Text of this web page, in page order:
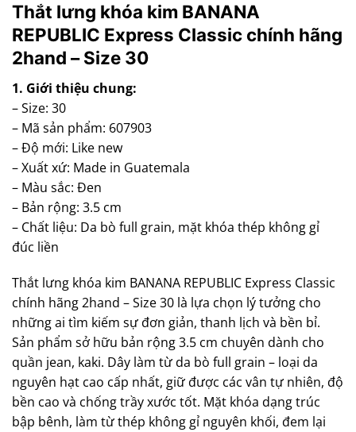
Thắt lưng khóa kim BANANA
REPUBLIC Express Classic chính hãng
2hand – Size 30
1. Giới thiệu chung:
– Size: 30
– Mã sản phẩm: 607903
– Độ mới: Like new
– Xuất xứ: Made in Guatemala
– Màu sắc: Đen
– Bản rộng: 3.5 cm
– Chất liệu: Da bò full grain, mặt khóa thép không gỉ
đúc liền
Thắt lưng khóa kim BANANA REPUBLIC Express Classic
chính hãng 2hand – Size 30 là lựa chọn lý tưởng cho
những ai tìm kiếm sự đơn giản, thanh lịch và bền bỉ.
Sản phẩm sở hữu bản rộng 3.5 cm chuyên dành cho
quần jean, kaki. Dây làm từ da bò full grain – loại da
nguyên hạt cao cấp nhất, giữ được các vân tự nhiên, độ
bền cao và chống trầy xước tốt. Mặt khóa dạng trúc
bập bênh, làm từ thép không gỉ nguyên khối, đem lại